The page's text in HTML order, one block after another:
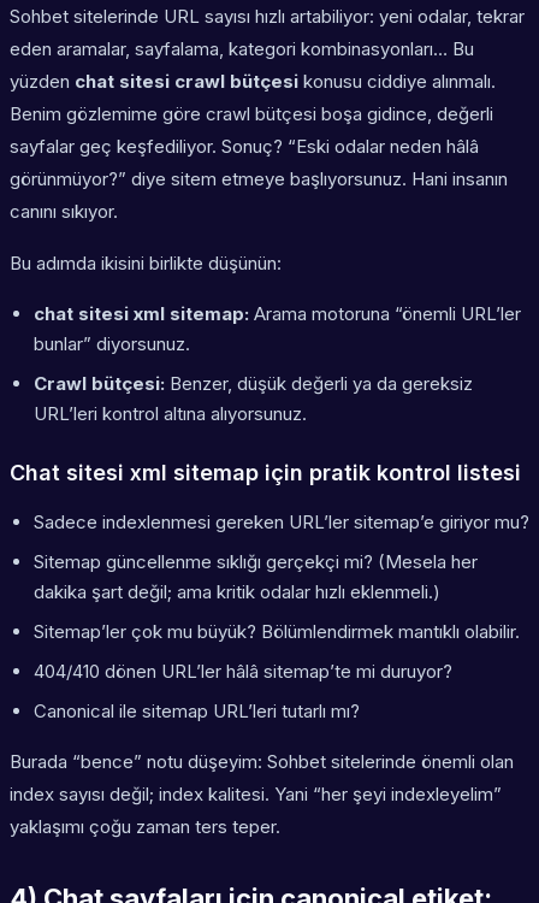
Sohbet sitelerinde URL sayısı hızlı artabiliyor: yeni odalar, tekrar
eden aramalar, sayfalama, kategori kombinasyonları… Bu
yüzden chat sitesi crawl bütçesi konusu ciddiye alınmalı.
Benim gözlemime göre crawl bütçesi boşa gidince, değerli
sayfalar geç keşfediliyor. Sonuç? “Eski odalar neden hâlâ
görünmüyor?” diye sitem etmeye başlıyorsunuz. Hani insanın
canını sıkıyor.
Bu adımda ikisini birlikte düşünün:
chat sitesi xml sitemap: Arama motoruna “önemli URL’ler
bunlar” diyorsunuz.
Crawl bütçesi: Benzer, düşük değerli ya da gereksiz
URL’leri kontrol altına alıyorsunuz.
Chat sitesi xml sitemap için pratik kontrol listesi
Sadece indexlenmesi gereken URL’ler sitemap’e giriyor mu?
Sitemap güncellenme sıklığı gerçekçi mi? (Mesela her
dakika şart değil; ama kritik odalar hızlı eklenmeli.)
Sitemap’ler çok mu büyük? Bölümlendirmek mantıklı olabilir.
404/410 dönen URL’ler hâlâ sitemap’te mi duruyor?
Canonical ile sitemap URL’leri tutarlı mı?
Burada “bence” notu düşeyim: Sohbet sitelerinde önemli olan
index sayısı değil; index kalitesi. Yani “her şeyi indexleyelim”
yaklaşımı çoğu zaman ters teper.